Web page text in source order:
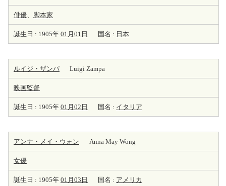
俳優、 脚本家
誕生日 : 1905年 01月01日 国名 : 日本
ルイジ・ザンパ Luigi Zampa
映画監督
誕生日 : 1905年 01月02日 国名 : イタリア
アンナ・メイ・ウォン Anna May Wong
女優
誕生日 : 1905年 01月03日 国名 : アメリカ